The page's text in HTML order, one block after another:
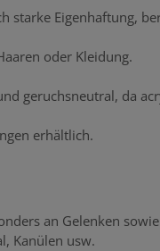
starke Eigenhaftung,
oder Kleidung.
geruchsneutral, da
erhältlich.
an Gelenken
Kanülen usw.